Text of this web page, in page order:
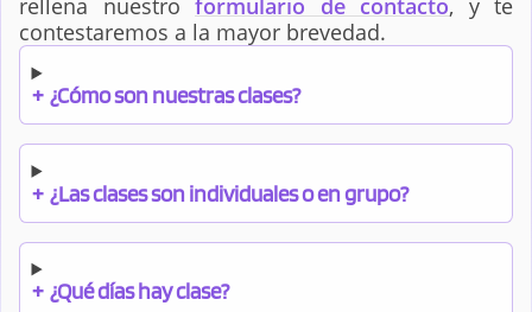
rellena nuestro formulario de contacto, y te
contestaremos a la mayor brevedad.
+ ¿Cómo son nuestras clases?
+ ¿Las clases son individuales o en grupo?
+ ¿Qué días hay clase?